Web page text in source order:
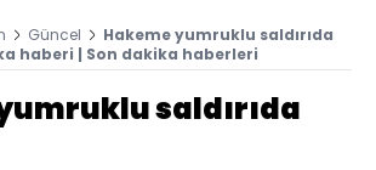
Güncel
Hakeme yumruklu saldırıda
haberi | Son dakika haberleri
saldırıda